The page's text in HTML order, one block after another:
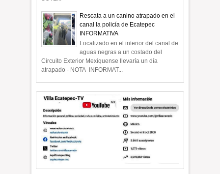
Rescata a un canino atrapado en el
canal la policía de Ecatepec
INFORMATIVA
Localizado en el interior del canal de
aguas negras a un costado del
Circuito Exterior Mexiquense llevaría un día
atrapado - NOTA INFORMAT...